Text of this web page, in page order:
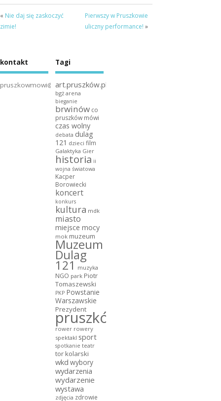
« Nie daj się zaskoczyć
zimie!
Pierwszy w Pruszkowie
uliczny performance! »
kontakt
pruszkowmowi@gmail.com
Tagi
art.pruszków.pl
bgż arena
bieganie
brwinów co
pruszków mówi
czas wolny
debata dulag
121 dzieci film
Galaktyka Gier
historia ii
wojna światowa
Kacper
Borowiecki
koncert
konkurs
kultura mdk
miasto
miejsce mocy
mok muzeum
Muzeum
Dulag
121 muzyka
NGO park Piotr
Tomaszewski
PKP Powstanie
Warszawskie
Prezydent
pruszków
rower rowery
spektakl sport
spotkanie teatr
tor kolarski
wkd wybory
wydarzenia
wydarzenie
wystawa
zdjęcia zdrowie